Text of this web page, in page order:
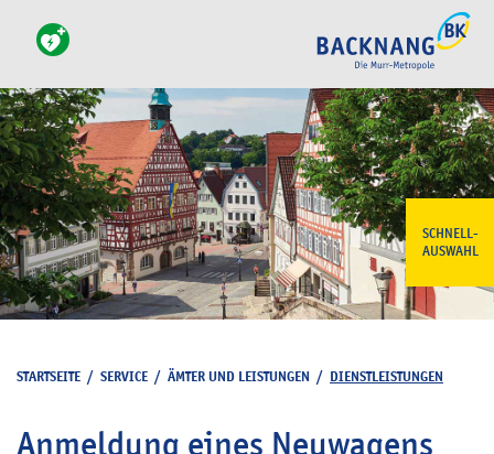
SCHNELL-
AUSWAHL
STARTSEITE / SERVICE / ÄMTER UND LEISTUNGEN / DIENSTLEISTUNGEN
Anmeldung eines Neuwagens